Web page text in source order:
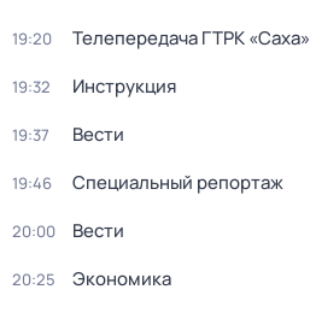
19:20 Телепередача ГТРК «Саха»
19:32 Инструкция
19:37 Вести
19:46 Специальный репортаж
20:00 Вести
20:25 Экономика